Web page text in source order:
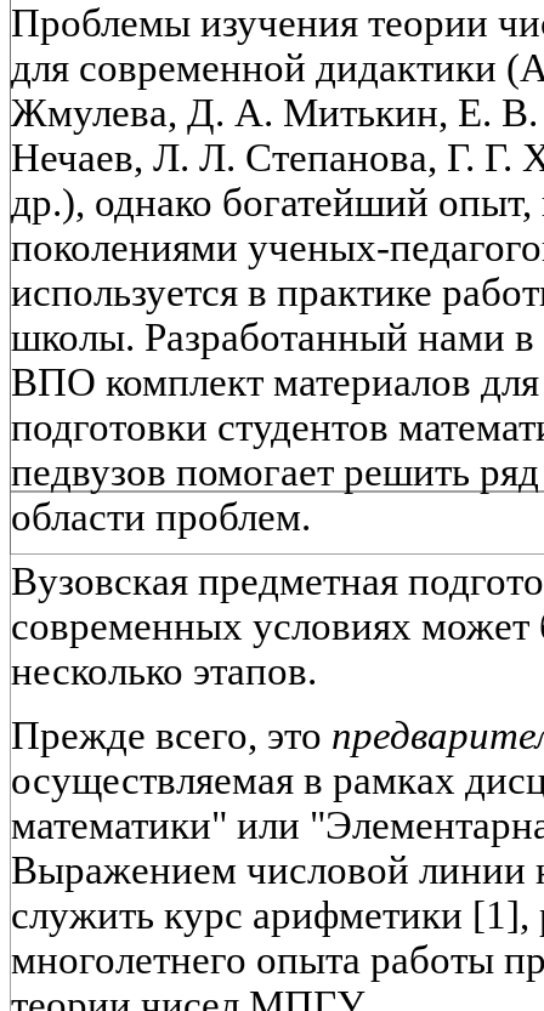
Проблемы изучения теории
для современной дидактики
Жмулева, Д. А. Митькин, Е.
Нечаев, Л. Л. Степанова, Г.
др.), однако богатейший
поколениями ученых-
используется в практике
школы. Разработанный нами
ВПО комплект материалов
подготовки студентов
педвузов помогает решить
области проблем.
Вузовская предметная
современных условиях может
несколько этапов.
Прежде всего, это
осуществляемая в рамках
математики" или
Выражением числовой линии
служить курс арифметики [1],
многолетнего опыта работы